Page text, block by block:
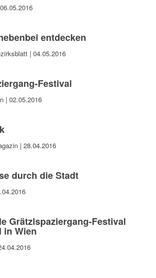
entdecken
| 04.05.2016
Festival
| 02.05.2016
| 28.04.2016
durch die Stadt
Grätzlspaziergang-Festival
in Wien